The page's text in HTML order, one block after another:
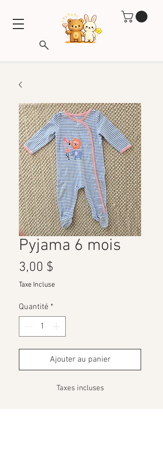
Pyjama 6 mois
3,00 $
Taxe Incluse
Quantité *
Ajouter au panier
Taxes incluses